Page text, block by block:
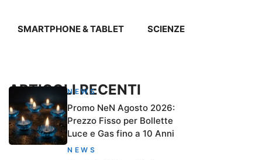
SMARTPHONE & TABLET SCIENZE
ARTICOLI RECENTI
NEWS
Promo NeN Agosto 2026:
Prezzo Fisso per Bollette
Luce e Gas fino a 10 Anni
NEWS